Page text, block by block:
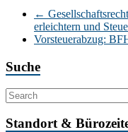
←
erleichtern und
Vorsteuerabzug:
Suche
Standort &